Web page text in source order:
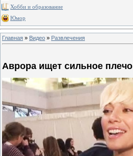
Хобби и образование
Юмор
Главная » Видео » Развлечения
Аврора ищет сильное плечо